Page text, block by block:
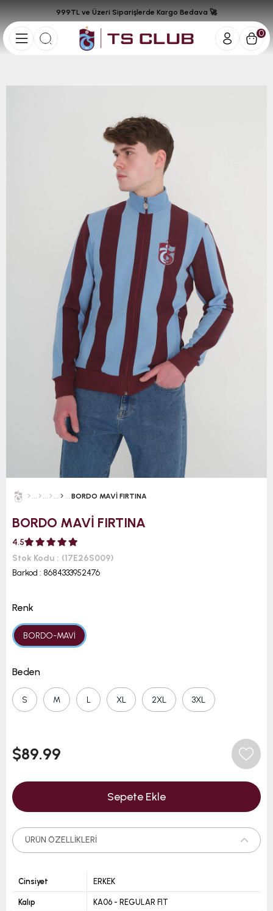
0
999TL ve Üzeri Siparişlerde Kargo Bedava 🚀
BORDO MAVİ FIRTINA
BORDO MAVİ FIRTINA
4.5
Stok Kodu
(17E26S009)
Barkod : 8684333952476
Renk
BORDO-MAVİ
Beden
S M L XL 2XL 3XL
$89.99
ÜRÜN ÖZELLIKLERI
Cinsiyet ERKEK
Kalıp KA06 - REGULAR FIT